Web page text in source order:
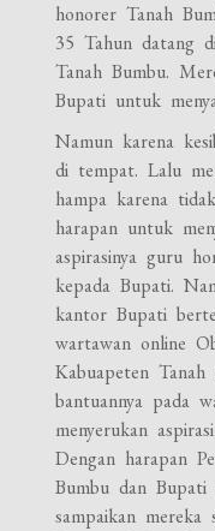
honorer Tanah
35 Tahun datang
Tanah Bumbu.
Bupati untuk
Namun karena
di tempat. Lalu
hampa karena
harapan untuk
aspirasinya guru
kepada Bupati.
kantor Bupati
wartawan online
Kabuapeten
bantuannya pada
menyerukan
Dengan harapan
Bumbu dan Bupati
sampaikan